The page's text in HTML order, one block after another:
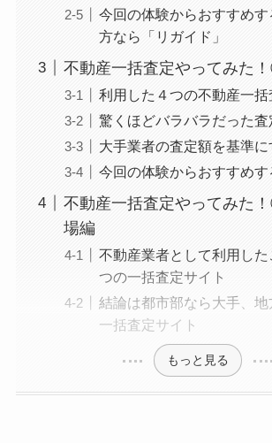
今回の体験からおすすめ
方なら「リガイド」
不動産一括査定やってみた
利用した４つの不動産一括
驚くほどバラバラだった査
大手業者の査定額を基準に
今回の体験からおすすめ
不動産一括査定やってみた
場編
不動産業者として利用した
つの一括査定サイト
結論は都市部なら大手、
一括査定サイト
もっと見る